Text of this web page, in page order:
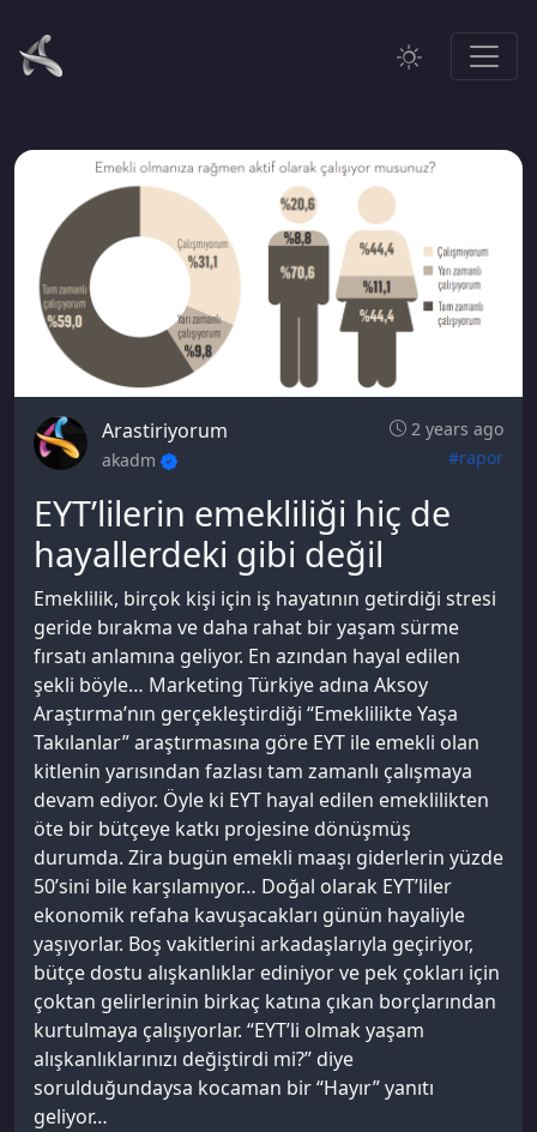
Arastiriyorum
2 years ago
akadm
#rapor
EYT’lilerin emekliliği hiç de
hayallerdeki gibi değil
Emeklilik, birçok kişi için iş hayatının getirdiği stresi
geride bırakma ve daha rahat bir yaşam sürme
fırsatı anlamına geliyor. En azından hayal edilen
şekli böyle… Marketing Türkiye adına Aksoy
Araştırma’nın gerçekleştirdiği “Emeklilikte Yaşa
Takılanlar” araştırmasına göre EYT ile emekli olan
kitlenin yarısından fazlası tam zamanlı çalışmaya
devam ediyor. Öyle ki EYT hayal edilen emeklilikten
öte bir bütçeye katkı projesine dönüşmüş
durumda. Zira bugün emekli maaşı giderlerin yüzde
50’sini bile karşılamıyor… Doğal olarak EYT’liler
ekonomik refaha kavuşacakları günün hayaliyle
yaşıyorlar. Boş vakitlerini arkadaşlarıyla geçiriyor,
bütçe dostu alışkanlıklar ediniyor ve pek çokları için
çoktan gelirlerinin birkaç katına çıkan borçlarından
kurtulmaya çalışıyorlar. “EYT’li olmak yaşam
alışkanlıklarınızı değiştirdi mi?” diye
sorulduğundaysa kocaman bir “Hayır” yanıtı
geliyor…